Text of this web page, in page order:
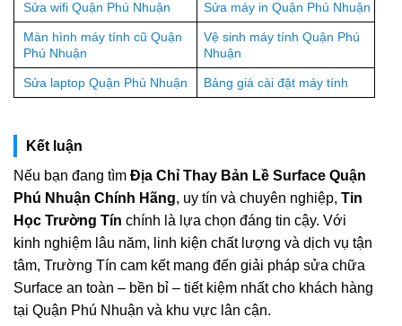
Sửa wifi Quận Phú Nhuận Sửa máy in Quận Phú Nhuận
Màn hình máy tính cũ Quận
Phú Nhuận
Vệ sinh máy tính Quận Phú
Nhuận
Sửa laptop Quận Phú Nhuận Bảng giá cài đặt máy tính
Kết luận
Nếu bạn đang tìm Địa Chỉ Thay Bản Lề Surface Quận
Phú Nhuận Chính Hãng, uy tín và chuyên nghiệp, Tin
Học Trường Tín chính là lựa chọn đáng tin cậy. Với
kinh nghiệm lâu năm, linh kiện chất lượng và dịch vụ tận
tâm, Trường Tín cam kết mang đến giải pháp sửa chữa
Surface an toàn – bền bỉ – tiết kiệm nhất cho khách hàng
tại Quận Phú Nhuận và khu vực lân cận.